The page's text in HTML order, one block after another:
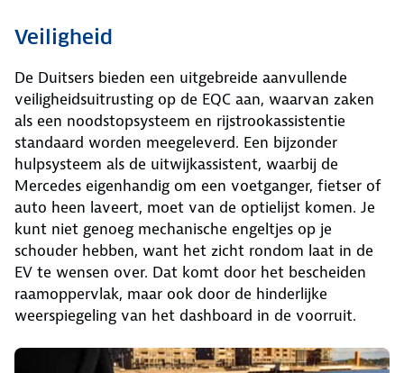
Veiligheid
De Duitsers bieden een uitgebreide aanvullende
veiligheidsuitrusting op de EQC aan, waarvan zaken
als een noodstopsysteem en rijstrookassistentie
standaard worden meegeleverd. Een bijzonder
hulpsysteem als de uitwijkassistent, waarbij de
Mercedes eigenhandig om een voetganger, fietser of
auto heen laveert, moet van de optielijst komen. Je
kunt niet genoeg mechanische engeltjes op je
schouder hebben, want het zicht rondom laat in de
EV te wensen over. Dat komt door het bescheiden
raamoppervlak, maar ook door de hinderlijke
weerspiegeling van het dashboard in de voorruit.